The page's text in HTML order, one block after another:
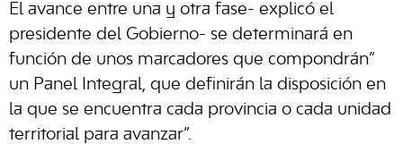
El avance entre una y otra fase- explicó el
presidente del Gobierno- se determinará en
función de unos marcadores que compondrán”
un Panel Integral, que definirán la disposición en
la que se encuentra cada provincia o cada unidad
territorial para avanzar”.